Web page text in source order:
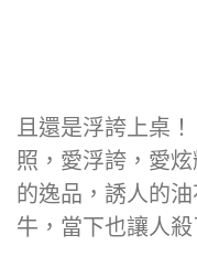
且還是浮誇上桌
照，愛浮誇，愛炫
的逸品，誘人的油